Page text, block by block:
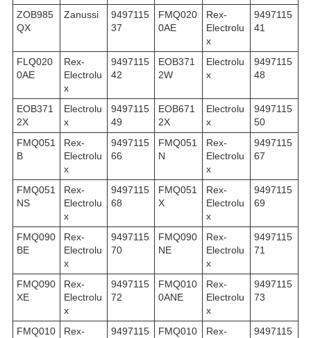
ZOB985
QX
Zanussi
9497115
37
FMQ020
0AE
Rex-
Electrolu
x
9497115
41
FLQ020
0AE
Rex-
Electrolu
x
9497115
42
EOB371
2W
Electrolu
x
9497115
48
EOB371
2X
Electrolu
x
9497115
49
EOB671
2X
Electrolu
x
9497115
50
FMQ051
B
Rex-
Electrolu
x
9497115
66
FMQ051
N
Rex-
Electrolu
x
9497115
67
FMQ051
NS
Rex-
Electrolu
x
9497115
68
FMQ051
X
Rex-
Electrolu
x
9497115
69
FMQ090
BE
Rex-
Electrolu
x
9497115
70
FMQ090
NE
Rex-
Electrolu
x
9497115
71
FMQ090
XE
Rex-
Electrolu
x
9497115
72
FMQ010
0ANE
Rex-
Electrolu
x
9497115
73
FMQ010
Rex-
9497115
FMQ010
Rex-
9497115